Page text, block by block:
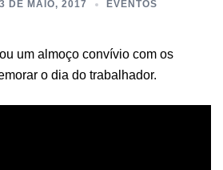
3 DE MAIO, 2017 EVENTOS
um almoço convívio com os
o dia do trabalhador.